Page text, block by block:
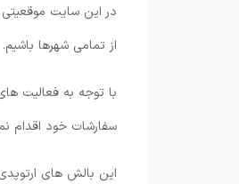
در این سایت
از تمامی شهرها باشیم.
با توجه به فعالیت
سفارشات خود اقدام
این بالش های